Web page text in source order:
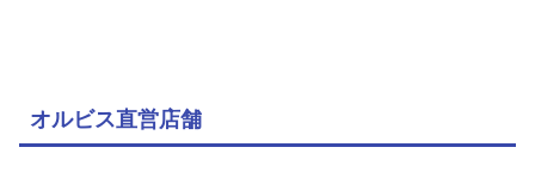
オルビス直営店舗